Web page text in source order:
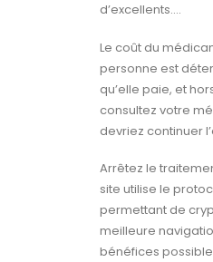
d’excellents….
Le coût du
personne est
qu’elle paie, et
consultez votre
devriez continuer
Arrêtez le
site utilise le
permettant de
meilleure
bénéfices